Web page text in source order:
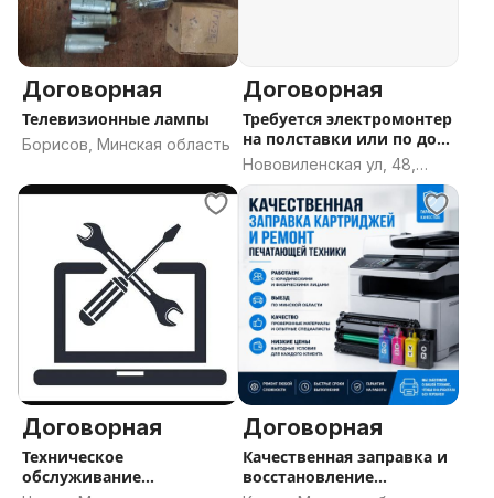
Договорная
Телевизионные лампы
Борисов, Минская область
Договорная
Требуется электромонтер
на полставки или по дог.
п
Нововиленская ул, 48,
Минск
Договорная
Техническое
обслуживание
Договорная
Качественная заправка и
восстановление